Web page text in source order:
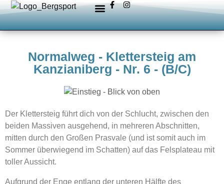
Normalweg - Klettersteig am
Kanzianiberg - Nr. 6 - (B/C)
Der Klettersteig führt dich von der Schlucht, zwischen den
beiden Massiven ausgehend, in mehreren Abschnitten,
mitten durch den Großen Prasvale (und ist somit auch im
Sommer überwiegend im Schatten) auf das Felsplateau mit
toller Aussicht.
Aufgrund der Enge entlang der unteren Hälfte des